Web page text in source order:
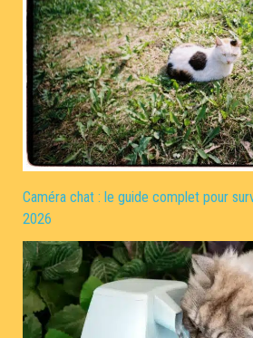
Caméra chat : le guide complet pour
2026